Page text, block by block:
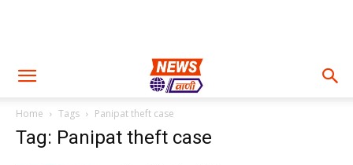
Home Tags Panipat theft case
Tag: Panipat theft case